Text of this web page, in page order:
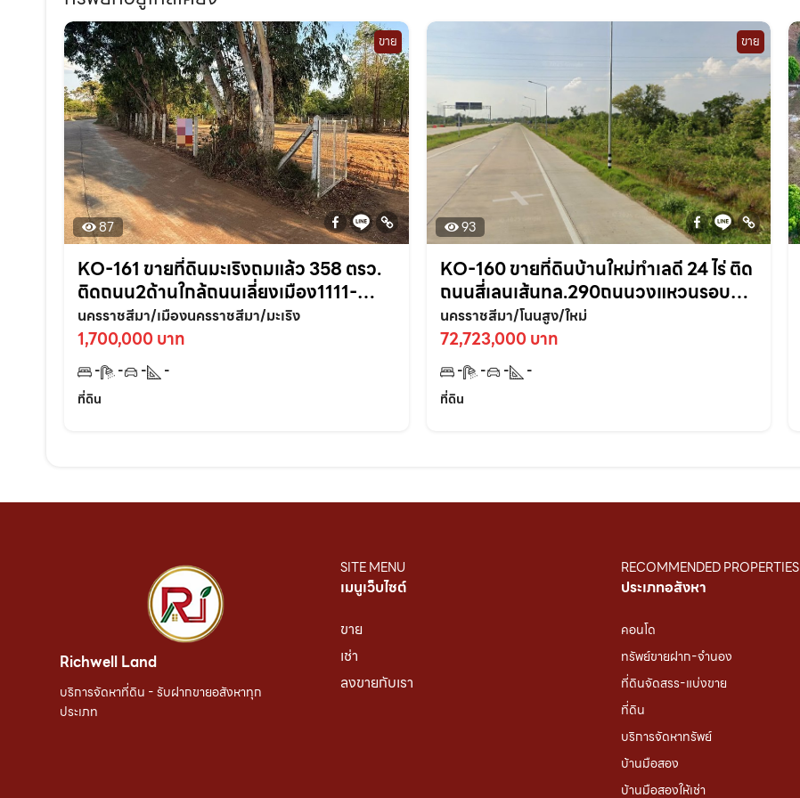
ขาย
87
KO-161 ขายที่ดินมะเริงถมแล้ว 358 ตรว.
ติดถนน2ด้านใกล้ถนนเลี่ยงเมือง1111-
2.7กม. อ.เมืองนครราชสีมา
นครราชสีมา/เมืองนครราชสีมา/มะเริง
1,700,000 บาท
- - -
-
ที่ดิน
ขาย
93
KO-160 ขายที่ดินบ้านใหม่ทำเลดี 24 ไร่ ติด
ถนนสี่เลนเส้นทล.290ถนนวงแหวนรอบ
เมือง ใกล้ถนนมิตรภาพ2-700เมตร
อ.โนนสูง จ.นครราชสีมา
นครราชสีมา/โนนสูง/ใหม่
72,723,000 บาท
- - -
-
ที่ดิน
Richwell Land
บริการจัดหาที่ดิน - รับฝากขายอสังหาทุก
ประเภท
SITE MENU
เมนูเว็บไซต์
ขาย
เช่า
ลงขายกับเรา
RECOMMENDED PROPERTIES
ประเภทอสังหา
คอนโด
ทรัพย์ขายฝาก-จำนอง
ที่ดินจัดสรร-แบ่งขาย
ที่ดิน
บริการจัดหาทรัพย์
บ้านมือสอง
บ้านมือสองให้เช่า